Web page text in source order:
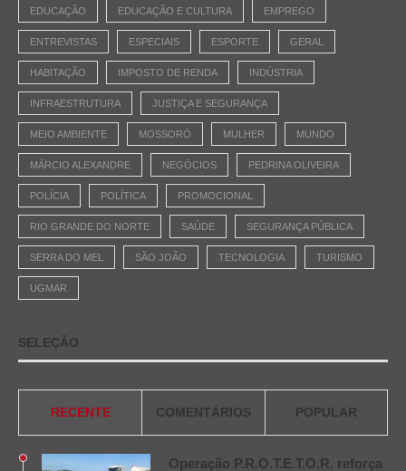
EDUCAÇÃO EDUCAÇÃO E CULTURA EMPREGO
ENTREVISTAS ESPECIAIS ESPORTE GERAL
HABITAÇÃO IMPOSTO DE RENDA INDÚSTRIA
INFRAESTRUTURA JUSTIÇA E SEGURANÇA
MEIO AMBIENTE MOSSORÓ MULHER MUNDO
MÁRCIO ALEXANDRE NEGÓCIOS PEDRINA OLIVEIRA
POLÍCIA POLÍTICA PROMOCIONAL
RIO GRANDE DO NORTE SAÚDE SEGURANÇA PÚBLICA
SERRA DO MEL SÃO JOÃO TECNOLOGIA TURISMO
UGMAR
SELEÇÃO
RECENTE COMENTÁRIOS POPULAR
Operação P.R.O.T.E.T.O.R. reforça